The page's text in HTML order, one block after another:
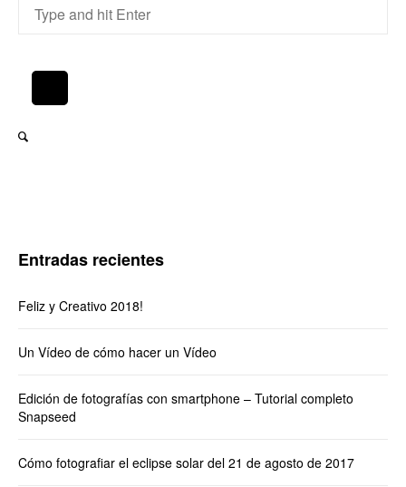
Entradas recientes
Feliz y Creativo 2018!
Un Vídeo de cómo hacer un Vídeo
Edición de fotografías con smartphone – Tutorial completo
Snapseed
Cómo fotografiar el eclipse solar del 21 de agosto de 2017